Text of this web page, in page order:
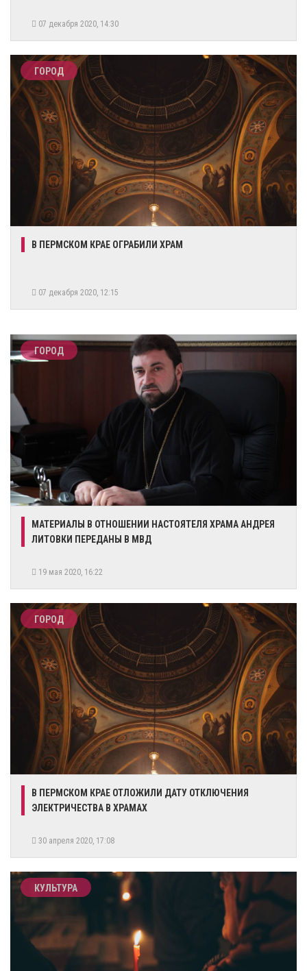
07 декабря 2020, 14:30
ГОРОД
В ПЕРМСКОМ КРАЕ ОГРАБИЛИ ХРАМ
07 декабря 2020, 12:15
ГОРОД
МАТЕРИАЛЫ В ОТНОШЕНИИ НАСТОЯТЕЛЯ ХРАМА АНДРЕЯ
ЛИТОВКИ ПЕРЕДАНЫ В МВД
19 мая 2020, 16:22
ГОРОД
В ПЕРМСКОМ КРАЕ ОТЛОЖИЛИ ДАТУ ОТКЛЮЧЕНИЯ
ЭЛЕКТРИЧЕСТВА В ХРАМАХ
30 апреля 2020, 17:08
КУЛЬТУРА